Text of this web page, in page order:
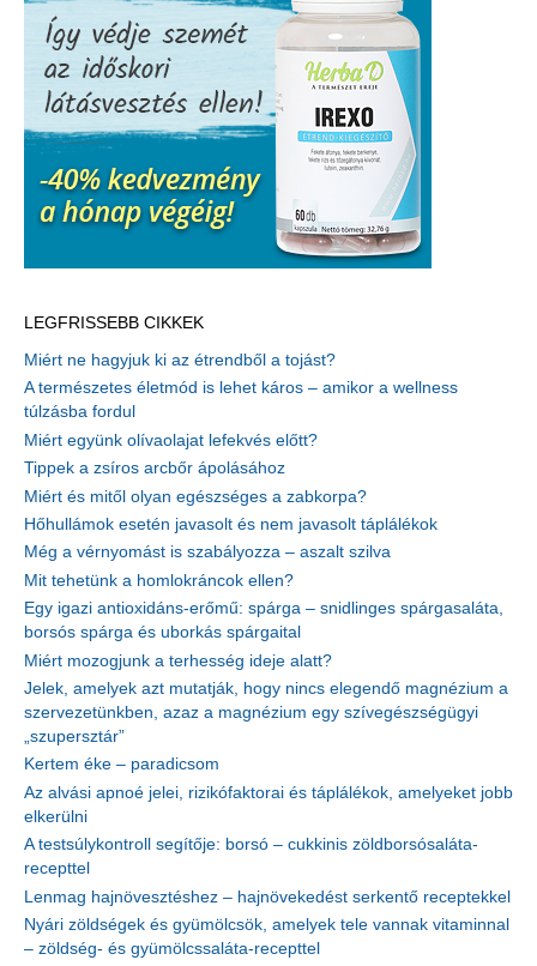
és
öregedő
bőr
LEGFRISSEBB CIKKEK
Miért ne hagyjuk ki az étrendből a tojást?
A természetes életmód is lehet káros – amikor a wellness
túlzásba fordul
Miért együnk olívaolajat lefekvés előtt?
Tippek a zsíros arcbőr ápolásához
Miért és mitől olyan egészséges a zabkorpa?
Hőhullámok esetén javasolt és nem javasolt táplálékok
Még a vérnyomást is szabályozza – aszalt szilva
Mit tehetünk a homlokráncok ellen?
Egy igazi antioxidáns-erőmű: spárga – snidlinges spárgasaláta,
borsós spárga és uborkás spárgaital
Miért mozogjunk a terhesség ideje alatt?
Jelek, amelyek azt mutatják, hogy nincs elegendő magnézium a
szervezetünkben, azaz a magnézium egy szívegészségügyi
„szupersztár”
Kertem éke – paradicsom
Az alvási apnoé jelei, rizikófaktorai és táplálékok, amelyeket jobb
elkerülni
A testsúlykontroll segítője: borsó – cukkinis zöldborsósaláta-
recepttel
Lenmag hajnövesztéshez – hajnövekedést serkentő receptekkel
Nyári zöldségek és gyümölcsök, amelyek tele vannak vitaminnal
– zöldség- és gyümölcssaláta-recepttel